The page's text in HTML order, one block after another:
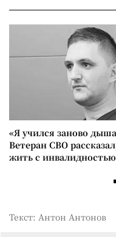
«Я учился заново
Ветеран СВО
жить с инвалидностью
Текст: Антон Антонов